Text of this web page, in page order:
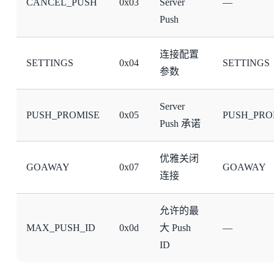
Push
SETTINGS 0x04
连接配置
参数
SETTINGS
PUSH_PROMISE 0x05
Server
Push 承诺
GOAWAY 0x07
优雅关闭
连接
GOAWAY
MAX_PUSH_ID 0x0d
允许的最
大 Push
ID
—